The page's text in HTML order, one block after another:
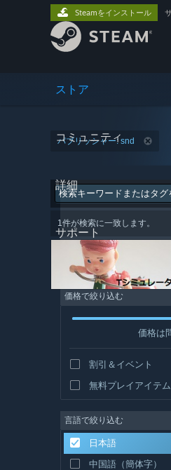
ストア
コミュニティ
詳細
サポート
Steamをインストール
パブリッシャー: snd
1件が検索に一致します。
価格で絞り込む
価格は
割引＆イベント
無料プレイアイテ
言語で絞り込む
日本語
中国語（簡体字）